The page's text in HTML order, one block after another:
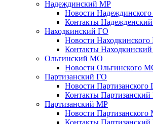
Надеждинский МР
Новости
Контакты
Находкинский ГО
Новости
Контакты
Ольгинский МО
Новости Ольгинского
Партизанский ГО
Новости Партизанского
Контакты
Партизанский МР
Новости
Контакты